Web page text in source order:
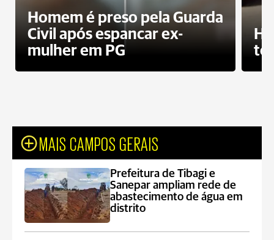
Homem é preso pela Guarda
Civil após espancar ex-
mulher em PG
MAIS CAMPOS GERAIS
Prefeitura de Tibagi e
Sanepar ampliam rede de
abastecimento de água em
distrito